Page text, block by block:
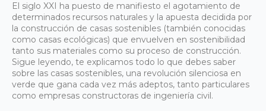
El siglo XXI ha puesto de manifiesto el agotamiento de
determinados recursos naturales y la apuesta decidida por
la construcción de casas sostenibles (también conocidas
como casas ecológicas) que envuelven en sostenibilidad
tanto sus materiales como su proceso de construcción.
Sigue leyendo, te explicamos todo lo que debes saber
sobre las casas sostenibles, una revolución silenciosa en
verde que gana cada vez más adeptos, tanto particulares
como empresas constructoras de ingeniería civil.